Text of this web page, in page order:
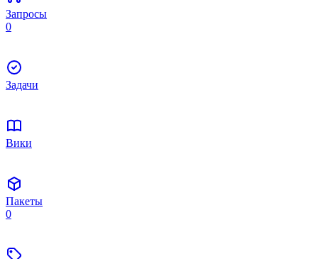
Запросы
0
Задачи
Вики
Пакеты
0